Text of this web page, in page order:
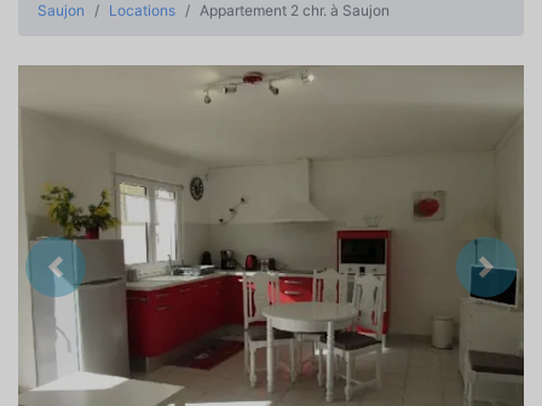
Saujon Locations Appartement 2 chr. à Saujon
Précedent